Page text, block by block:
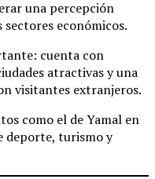
una percepción
económicos.
cuenta con
atractivas y una
visitantes extranjeros.
como el de Yamal en
deporte, turismo y